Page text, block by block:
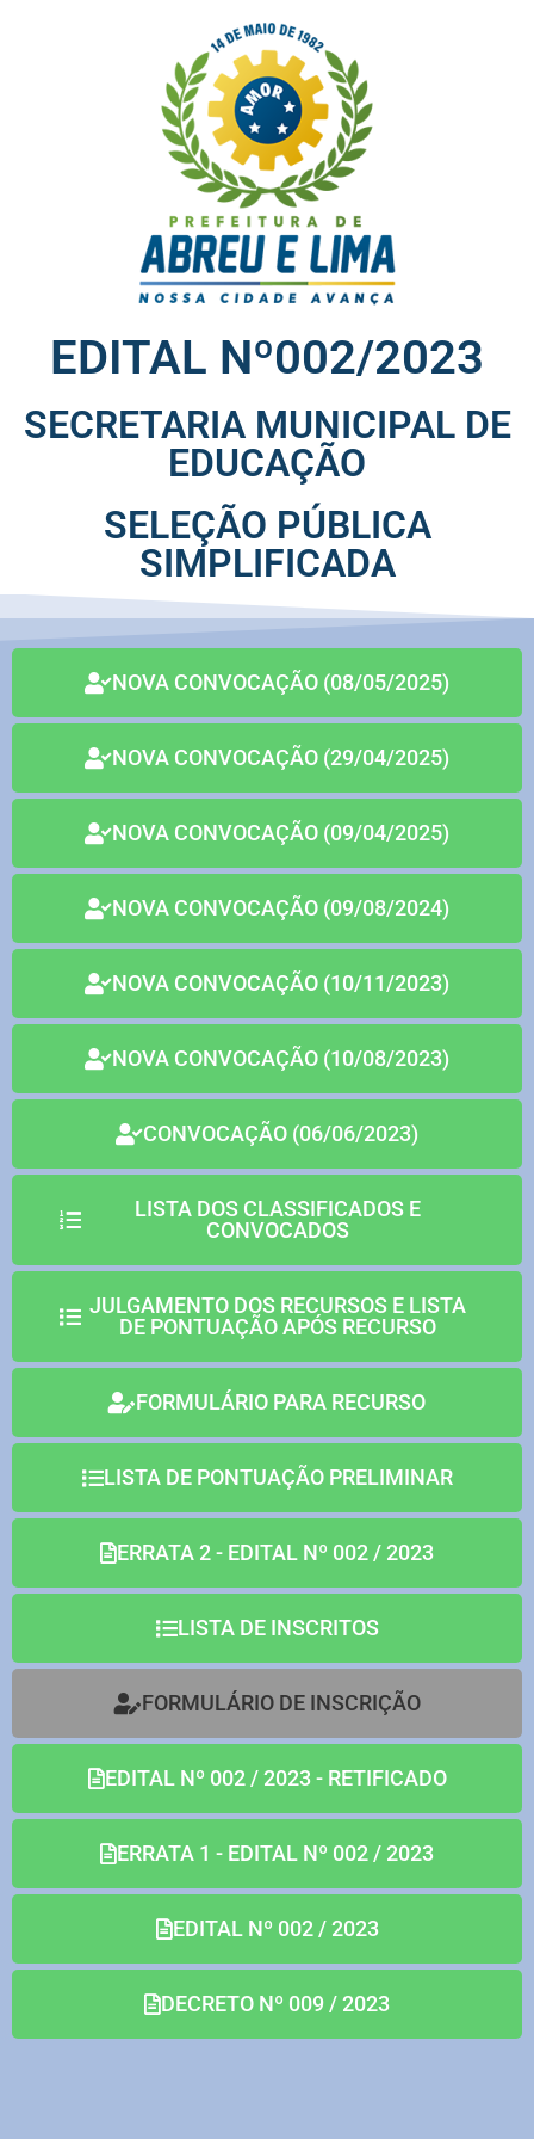
EDITAL Nº002/2023
SECRETARIA MUNICIPAL DE
EDUCAÇÃO
SELEÇÃO PÚBLICA
SIMPLIFICADA
NOVA CONVOCAÇÃO (08/05/2025)
NOVA CONVOCAÇÃO (29/04/2025)
NOVA CONVOCAÇÃO (09/04/2025)
NOVA CONVOCAÇÃO (09/08/2024)
NOVA CONVOCAÇÃO (10/11/2023)
NOVA CONVOCAÇÃO (10/08/2023)
CONVOCAÇÃO (06/06/2023)
LISTA DOS CLASSIFICADOS E
CONVOCADOS
JULGAMENTO DOS RECURSOS E LISTA
DE PONTUAÇÃO APÓS RECURSO
FORMULÁRIO PARA RECURSO
LISTA DE PONTUAÇÃO PRELIMINAR
ERRATA 2 - EDITAL Nº 002 / 2023
LISTA DE INSCRITOS
FORMULÁRIO DE INSCRIÇÃO
EDITAL Nº 002 / 2023 - RETIFICADO
ERRATA 1 - EDITAL Nº 002 / 2023
EDITAL Nº 002 / 2023
DECRETO Nº 009 / 2023